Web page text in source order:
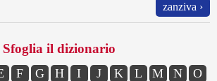
zanziva ›
Sfoglia il dizionario
F G H I J K L M N
O